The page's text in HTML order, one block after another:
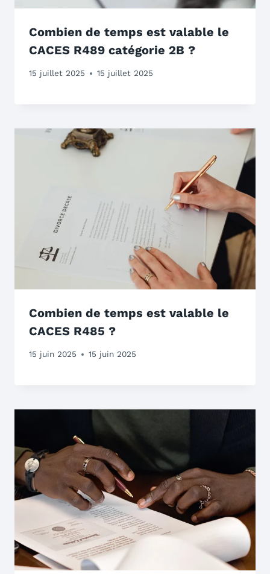
Combien de temps est valable le
CACES R489 catégorie 2B ?
15 juillet 2025 15 juillet 2025
Combien de temps est valable le
CACES R485 ?
15 juin 2025 15 juin 2025